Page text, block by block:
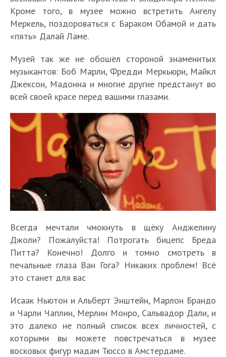
Кроме того, в музее можно встретить Ангелу
Меркель, поздороваться с Бараком Обамой и дать
«пять» Далай Ламе.
Музей так же не обошёл стороной знаменитых
музыкантов: Боб Марли, Фредди Меркьюри, Майкл
Джексон, Мадонна и многие другие предстанут во
всей своей красе перед вашими глазами.
Всегда мечтали чмокнуть в щёку Анджелину
Джоли? Пожалуйста! Потрогать бицепс Бреда
Питта? Конечно! Долго и томно смотреть в
печальные глаза Ван Гога? Никаких проблем! Всё
это станет для вас
Исаак Ньютон и Альберт Энштейн, Марлон Брандо
и Чарли Чаплин, Мерлин Монро, Сальвадор Дали, и
это далеко не полный список всех личностей, с
которыми вы можете повстречаться в музее
восковых фигур мадам Тюссо в Амстердаме.